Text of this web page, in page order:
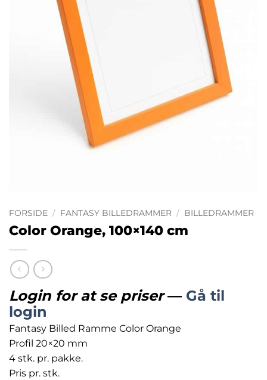
FORSIDE / FANTASY BILLEDRAMMER / BILLEDRAMMER
Color Orange, 100×140 cm
Login for at se priser— Gå til
login
Fantasy Billed Ramme Color Orange
Profil 20×20 mm
4 stk. pr. pakke.
Pris pr. stk.